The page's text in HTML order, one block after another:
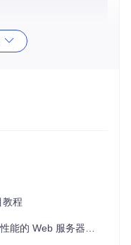
据结构和操作。
处理函数之间的映
面。
教程
的 Web 服务器框架